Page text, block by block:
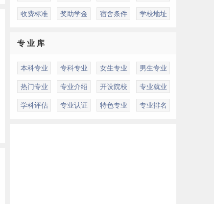
收费标准 奖助学金 宿舍条件 学校地址
专 业 库
本科专业 专科专业 女生专业 男生专业
热门专业 专业介绍 开设院校 专业就业
学科评估 专业认证 特色专业 专业排名